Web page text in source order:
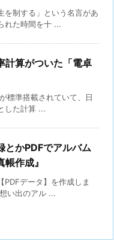
を制する」という名言があ
れた時間を十 ...
計算がついた「電卓
標準搭載されていて、日
した計算 ...
とかPDFでアルバム
作成』
PDFデータ】を作成しま
い出のアル ...